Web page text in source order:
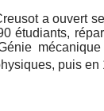
a ouvert
étudiants,
puis en